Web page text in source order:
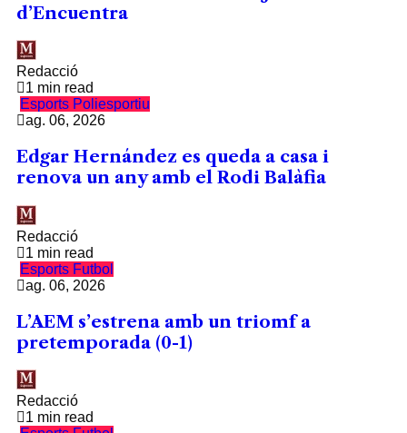
d’Encuentra
Redacció
1 min read
Esports Poliesportiu
ag. 06, 2026
Edgar Hernández es queda a casa i
renova un any amb el Rodi Balàfia
Redacció
1 min read
Esports Futbol
ag. 06, 2026
L’AEM s’estrena amb un triomf a
pretemporada (0-1)
Redacció
1 min read